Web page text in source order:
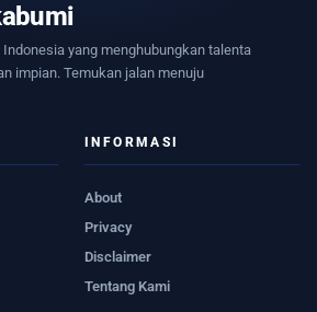
yang menghubungkan talenta
impian. Temukan jalan menuju
INFORMASI
About
Privacy
Disclaimer
Tentang Kami